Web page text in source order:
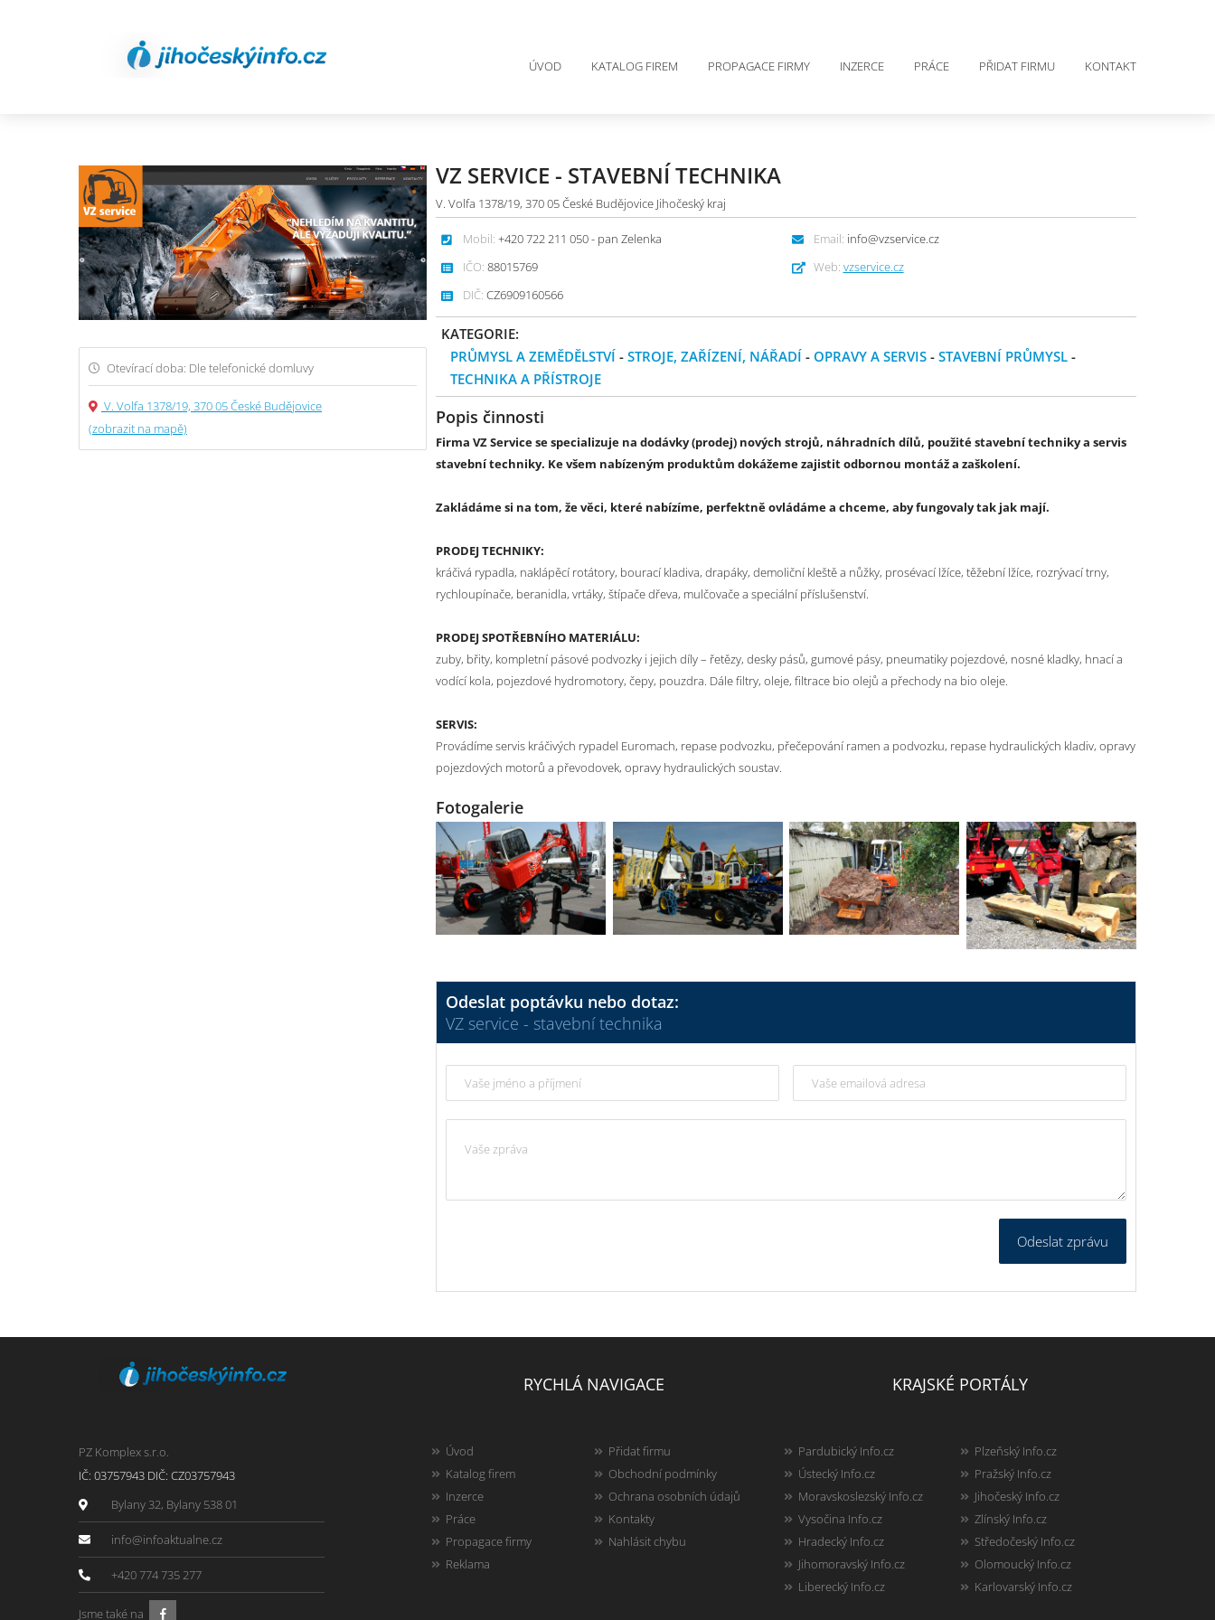
ÚVOD KATALOG FIREM PROPAGACE FIRMY INZERCE PRÁCE PŘIDAT FIRMU KONTAKT
VZ SERVICE - STAVEBNÍ TECHNIKA
V. Volfa 1378/19, 370 05 České Budějovice Jihočeský kraj
Mobil: +420 722 211 050 - pan Zelenka
IČO: 88015769
DIČ: CZ6909160566
Email: info@vzservice.cz
Web: vzservice.cz
KATEGORIE:
PRŮMYSL A ZEMĚDĚLSTVÍ -STROJE, ZAŘÍZENÍ, NÁŘADÍ - OPRAVY A SERVIS -STAVEBNÍ PRŮMYSL -
TECHNIKA A PŘÍSTROJE
Popis činnosti
Firma VZ Service se specializuje na dodávky (prodej) nových strojů, náhradních dílů, použité stavební techniky a servis
stavební techniky. Ke všem nabízeným produktům dokážeme zajistit odbornou montáž a zaškolení.
Zakládáme si na tom, že věci, které nabízíme, perfektně ovládáme a chceme, aby fungovaly tak jak mají.
PRODEJ TECHNIKY:
kráčivá rypadla, naklápěcí rotátory, bourací kladiva, drapáky, demoliční kleště a nůžky, prosévací lžíce, těžební lžíce, rozrývací trny,
rychloupínače, beranidla, vrtáky, štípače dřeva, mulčovače a speciální příslušenství.
PRODEJ SPOTŘEBNÍHO MATERIÁLU:
zuby, břity, kompletní pásové podvozky i jejich díly – řetězy, desky pásů, gumové pásy, pneumatiky pojezdové, nosné kladky, hnací a
vodící kola, pojezdové hydromotory, čepy, pouzdra. Dále filtry, oleje, filtrace bio olejů a přechody na bio oleje.
SERVIS:
Provádíme servis kráčivých rypadel Euromach, repase podvozku, přečepování ramen a podvozku, repase hydraulických kladiv, opravy
pojezdových motorů a převodovek, opravy hydraulických soustav.
Fotogalerie
Odeslat poptávku nebo dotaz:
VZ service - stavební technika
Odeslat zprávu
Otevírací doba: Dle telefonické domluvy
V. Volfa 1378/19, 370 05 České Budějovice
(zobrazit na mapě)
PZ Komplex s.r.o.
IČ: 03757943 DIČ: CZ03757943
Bylany 32, Bylany 538 01
info@infoaktualne.cz
+420 774 735 277
Jsme také na
RYCHLÁ NAVIGACE
Úvod
Katalog firem
Inzerce
Práce
Propagace firmy
Reklama
Přidat firmu
Obchodní podmínky
Ochrana osobních údajů
Kontakty
Nahlásit chybu
KRAJSKÉ PORTÁLY
Pardubický Info.cz
Ústecký Info.cz
Moravskoslezský Info.cz
Vysočina Info.cz
Hradecký Info.cz
Jihomoravský Info.cz
Liberecký Info.cz
Plzeňský Info.cz
Pražský Info.cz
Jihočeský Info.cz
Zlínský Info.cz
Středočeský Info.cz
Olomoucký Info.cz
Karlovarský Info.cz